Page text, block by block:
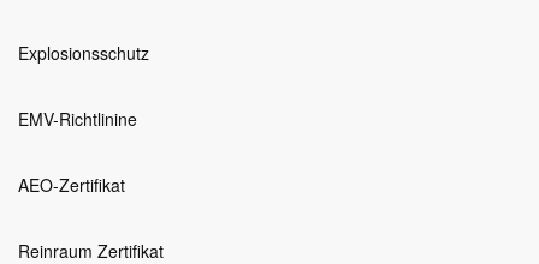
Explosionsschutz
EMV-Richtlinine
AEO-Zertifikat
Reinraum Zertifikat